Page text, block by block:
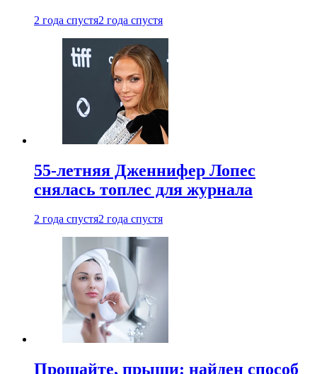
2 года спустя2 года спустя
55-летняя Дженнифер Лопес
снялась топлес для журнала
2 года спустя2 года спустя
Прощайте, прыщи: найден способ